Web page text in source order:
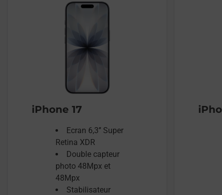
iPhone 17
Ecran 6,3’’ Super
Retina XDR
Double capteur
photo 48Mpx et
48Mpx
Stabilisateur